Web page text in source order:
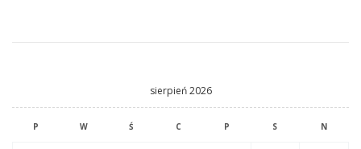
sierpień 2026
P W Ś C P S N